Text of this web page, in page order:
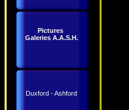
Pictures
Galeries A.A.S.H.
Duxford - Ashford